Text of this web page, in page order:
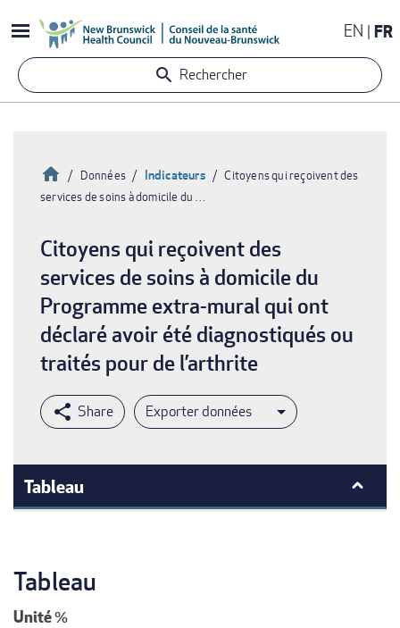
au
contenu
principal
EN FR
Rechercher
d'Ariane
Accueil
Données Indicateurs
Citoyens qui reçoivent des
services de soins à domicile du …
Citoyens qui reçoivent des
services de soins à domicile du
Programme extra-mural qui ont
déclaré avoir été diagnostiqués ou
traités pour de l’arthrite
Exporter données
Tableau
Tableau
Unité%